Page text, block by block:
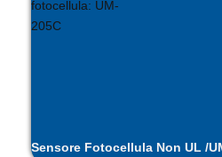
Sensore Fotocellula Non UL /